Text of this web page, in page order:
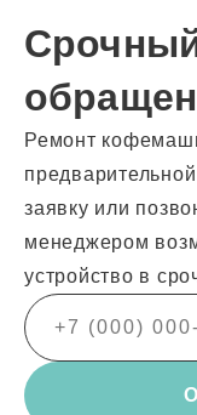
Ремонт
заявку или
менеджером
устройство в